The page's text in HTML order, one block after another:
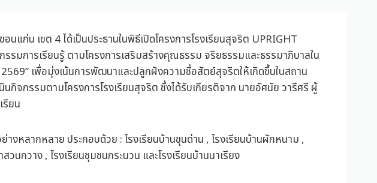
ก่น เขต 4 ได้เป็นประธานในพิธีเปิดโครงการโรงเรียนสุจริต UPRIGHT
รมการเรียนรู้ ตามโครงการเสริมสร้างคุณธรรม จริยธรรมและธรรมาภิบาลใน
เพื่อมุ่งเน้นการพัฒนาและปลูกฝังความซื่อสัตย์สุจริตให้เกิดขึ้นในสถาน
จกรรมตามโครงการโรงเรียนสุจริต ซึ่งได้รับเกียรติจาก นายอัศนัย วารีศรี ผู้
รียน
งหลากหลาย ประกอบด้วย : โรงเรียนบ้านขุนด่าน , โรงเรียนบ้านผักหนาม ,
วนกวาง , โรงเรียนชุมชนกระนวน และโรงเรียนบ้านนาเรียง